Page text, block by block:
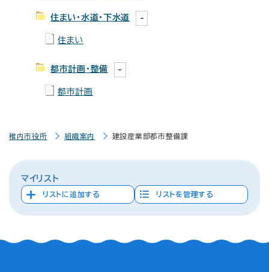
住まい・水道・下水道
住まい
都市計画・整備
都市計画
稚内市役所 組織案内 建設産業部都市整備課
マイリスト
リストに追加する リストを管理する